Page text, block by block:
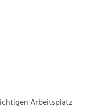
Arbeitsplatz